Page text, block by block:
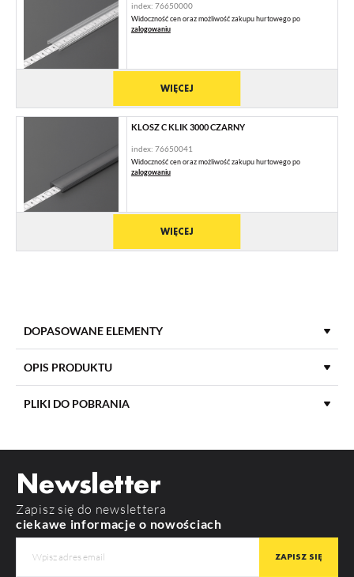
index: 76650000
Widoczność cen oraz możliwość zakupu hurtowego po
zalogowaniu
WIĘCEJ
KLOSZ C KLIK 3000 CZARNY
index: 76650041
Widoczność cen oraz możliwość zakupu hurtowego po
zalogowaniu
WIĘCEJ
DOPASOWANE ELEMENTY
BEGTON 12 J/S SURFACE10 BC/UX
OPIS PRODUKTU
KOLOR KLOSZA
RODZAJ KLOSZA
MATERIAŁ PMMA
PLIKI DO POBRANIA
Newsletter
Zapisz się do newslettera
ciekawe informacje o nowościach